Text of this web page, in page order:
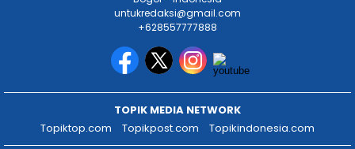
untukredaksi@gmail.com
+628557777888
TOPIK MEDIA NETWORK
Topiktop.com
Topikpost.com Topikindonesia.com